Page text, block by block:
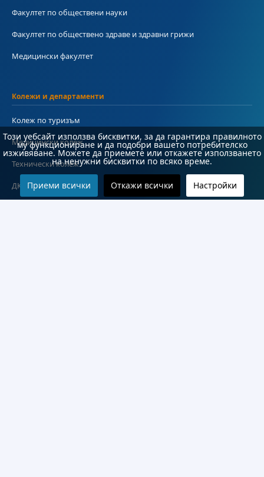
Факултет по обществени науки
Факултет по обществено здраве и здравни грижи
Медицински факултет
Колежи и департаменти
Колеж по туризъм
Медицински колеж
Технически колеж
ДКПРПС
Този уебсайт използва бисквитки, за да гарантира правилното
му функциониране и да подобри вашето потребителско
изживяване. Можете да приемете или откажете използването
на ненужни бисквитки по всяко време.
Приеми всички Откажи всички Настройки